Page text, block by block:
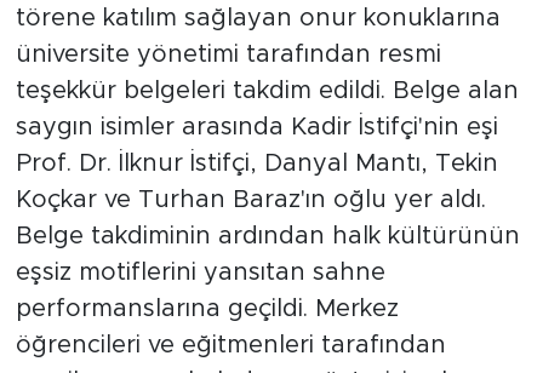
törene katılım sağlayan onur konuklarına
üniversite yönetimi tarafından resmi
teşekkür belgeleri takdim edildi. Belge alan
saygın isimler arasında Kadir İstifçi'nin eşi
Prof. Dr. İlknur İstifçi, Danyal Mantı, Tekin
Koçkar ve Turhan Baraz'ın oğlu yer aldı.
Belge takdiminin ardından halk kültürünün
eşsiz motiflerini yansıtan sahne
performanslarına geçildi. Merkez
öğrencileri ve eğitmenleri tarafından